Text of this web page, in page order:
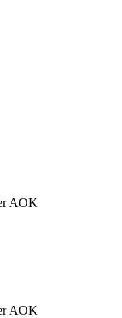
AOK
AOK